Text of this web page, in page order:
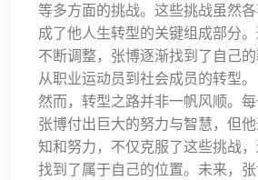
等多方面的挑战。这些挑战虽然
成了他人生转型的关键组成部分
不断调整，张博逐渐找到了自己
从职业运动员到社会成员的转型。
然而，转型之路并非一帆风顺。
张博付出巨大的努力与智慧，但
知和努力，不仅克服了这些挑战
找到了属于自己的位置。未来，